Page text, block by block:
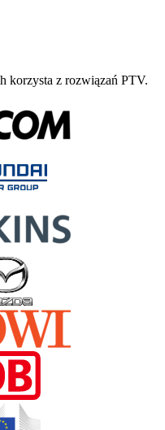
korzysta z rozwiązań PTV.